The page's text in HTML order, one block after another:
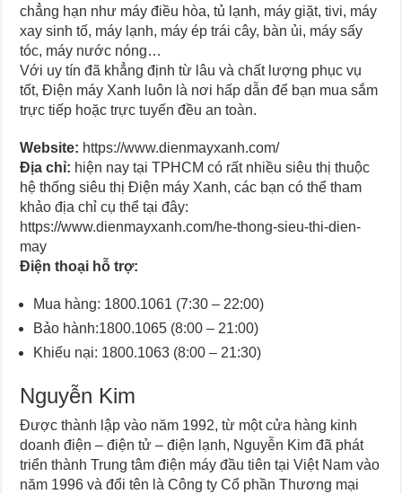
chẳng hạn như máy điều hòa, tủ lạnh, máy giặt, tivi, máy
xay sinh tố, máy lạnh, máy ép trái cây, bàn ủi, máy sấy
tóc, máy nước nóng…
Với uy tín đã khẳng định từ lâu và chất lượng phục vụ
tốt, Điện máy Xanh luôn là nơi hấp dẫn để bạn mua sắm
trực tiếp hoặc trực tuyến đều an toàn.
Website: https://www.dienmayxanh.com/
Địa chỉ: hiện nay tại TPHCM có rất nhiều siêu thị thuộc
hệ thống siêu thị Điện máy Xanh, các bạn có thể tham
khảo địa chỉ cụ thể tại đây:
https://www.dienmayxanh.com/he-thong-sieu-thi-dien-
may
Điện thoại hỗ trợ:
Mua hàng: 1800.1061 (7:30 – 22:00)
Bảo hành:1800.1065 (8:00 – 21:00)
Khiếu nại: 1800.1063 (8:00 – 21:30)
Nguyễn Kim
Được thành lập vào năm 1992, từ một cửa hàng kinh
doanh điện – điện tử – điện lạnh, Nguyễn Kim đã phát
triển thành Trung tâm điện máy đầu tiên tại Việt Nam vào
năm 1996 và đổi tên là Công ty Cổ phần Thương mại